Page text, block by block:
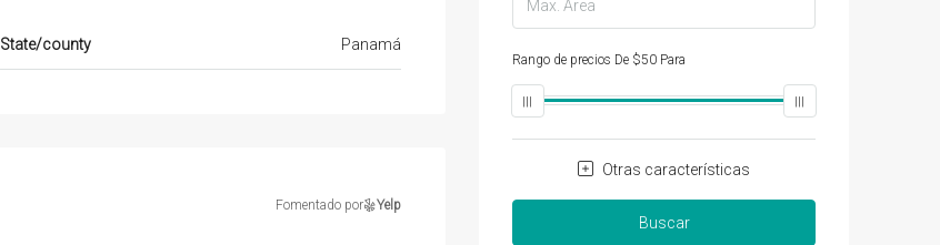
State/county Panamá
Fomentado por Yelp
Rango de precios De $50 Para
Otras características
Buscar